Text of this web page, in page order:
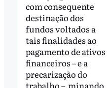
com consequente
destinação dos
fundos voltados a
tais finalidades ao
pagamento de ativos
financeiros – e a
precarização do
trabalho – minando